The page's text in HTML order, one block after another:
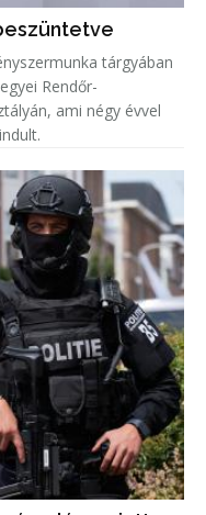
tárgyában
Rendőr-
ami négy évvel